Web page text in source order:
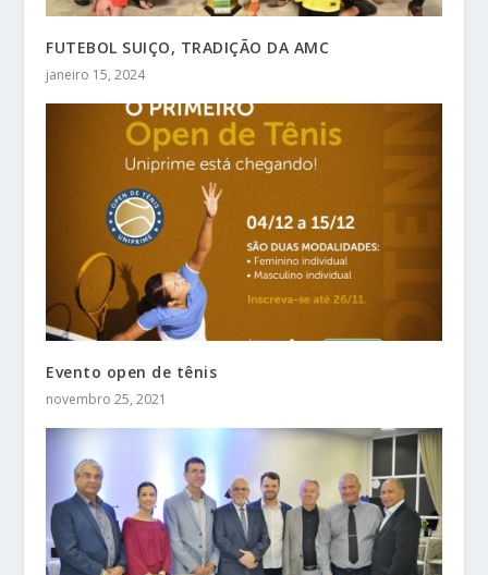
FUTEBOL SUIÇO, TRADIÇÃO DA AMC
janeiro 15, 2024
Evento open de tênis
novembro 25, 2021